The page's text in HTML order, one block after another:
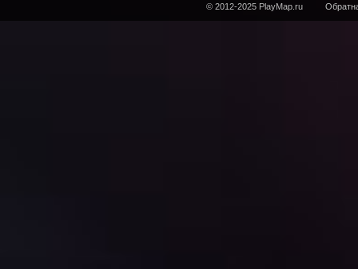
© 2012-2025 PlayMap.ru